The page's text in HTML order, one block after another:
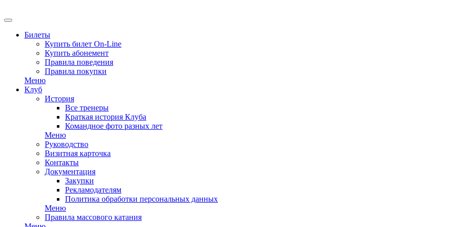
Билеты
Купить билет On-Line
Купить абонемент
Правила поведения
Правила покупки
Меню
Клуб
История
Все тренеры
Краткая история Клуба
Командное фото разных лет
Меню
Руководство
Визитная карточка
Контакты
Документация
Закупки
Рекламодателям
Политика обработки персональных данных
Меню
Правила массового катания